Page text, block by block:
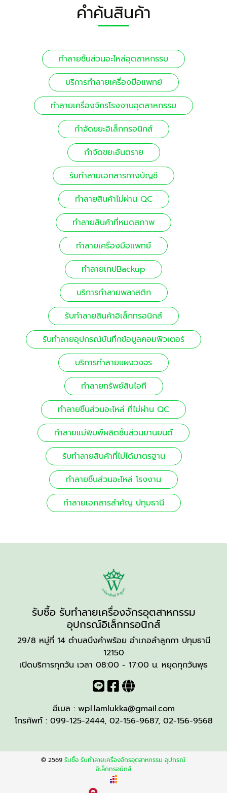
คำค้นสินค้า
ทำลายชิ้นส่วนอะไหล่อุตสาหกรรม
บริการทำลายเครื่องมือแพทย์
ทำลายเครื่องจักรโรงงานอุตสาหกรรม
กำจัดขยะอิเล็กทรอนิกส์
กำจัดขยะอันตราย
รับทําลายเอกสารทางบัญชี
ทำลายสินค้าไม่ผ่าน QC
ทำลายสินค้าที่หมดสภาพ
ทำลายเครื่องมือแพทย์
ทำลายเทปBackup
บริการทำลายพลาสติก
รับทำลายสินค้าอิเล็กทรอนิกส์
รับทำลายอุปกรณ์บันทึกข้อมูลคอมพิวเตอร์
บริการทำลายแผงวงจร
ทำลายทรัพย์สินไอที
ทำลายชิ้นส่วนอะไหล่ ที่ไม่ผ่าน QC
ทำลายแม่พิมพ์ผลิตชิ้นส่วนยานยนต์
รับทำลายสินค้าที่ไม่ได้มาตรฐาน
ทำลายชิ้นส่วนอะไหล่ โรงงาน
ทำลายเอกสารสำคัญ ปทุมธานี
รับซื้อ รับทำลายเครื่องจักรอุตสาหกรรม
อุปกรณ์อิเล็กทรอนิกส์
29/8 หมู่ที่ 14 ตำบลบึงคำพร้อย อำเภอลำลูกกา ปทุมธานี
12150
เปิดบริการทุกวัน เวลา 08:00 - 17:00 น. หยุดทุกวันพุธ
อีเมล : wpl.lamlukka@gmail.com
โทรศัพท์ : 099-125-2444, 02-156-9687, 02-156-9568
© 2569รับซื้อ รับทำลายเครื่องจักรอุตสาหกรรม อุปกรณ์
อิเล็กทรอนิกส์